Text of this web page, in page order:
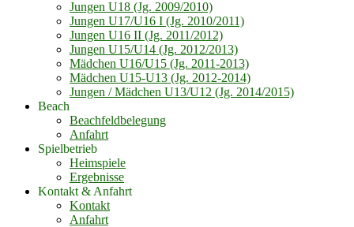
Jungen U18 (Jg. 2009/2010)
Jungen U17/U16 I (Jg. 2010/2011)
Jungen U16 II (Jg. 2011/2012)
Jungen U15/U14 (Jg. 2012/2013)
Mädchen U16/U15 (Jg. 2011-2013)
Mädchen U15-U13 (Jg. 2012-2014)
Jungen / Mädchen U13/U12 (Jg. 2014/2015)
Beach
Beachfeldbelegung
Anfahrt
Spielbetrieb
Heimspiele
Ergebnisse
Kontakt & Anfahrt
Kontakt
Anfahrt